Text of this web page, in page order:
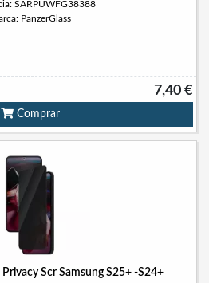
SARPUWFG38388
PanzerGlass
7,40 €
Comprar
Privacy Scr Samsung S25+ -S24+